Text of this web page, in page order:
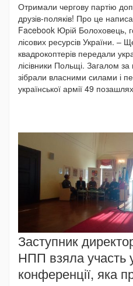
Отримали чергову партію
друзів-поляків! Про це
Facebook Юрій Болоховець,
лісових ресурсів України. –
квадрокоптерів передали
лісівники Польщі. Загалом за
зібрали власними силами і
української армії 49
Заступник
НПП взяла участь
конференції, яка